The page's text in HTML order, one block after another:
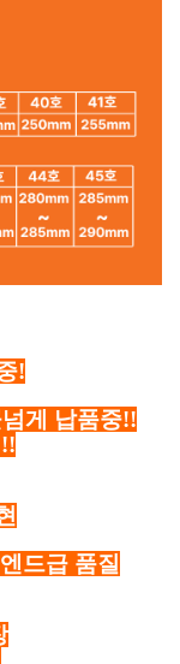
!
게 납품중!!
드급 품질